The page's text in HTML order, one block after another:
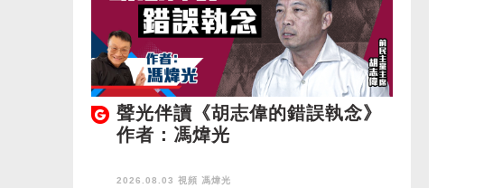
聲光伴讀《胡志偉的錯誤執念》
作者：馮煒光
2026.08.03 視頻 馮煒光